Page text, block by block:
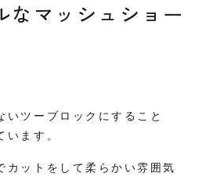
なマッシュショー
いツーブロックにすること
います。
カットをして柔らかい雰囲気